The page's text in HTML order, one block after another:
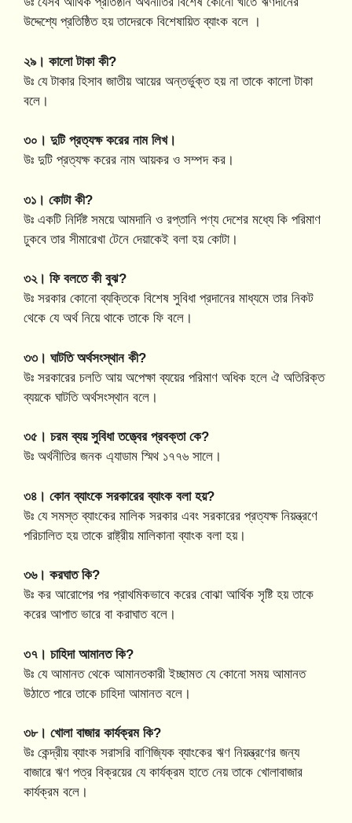
উদ্দেশ্যে প্রতিষ্ঠিত হয় তাদেরকে বিশেষায়িত ব্যাংক বলে ।
২৯। কালো টাকা কী?
উঃ যে টাকার হিসাব জাতীয় আয়ের অন্তর্ভুক্ত হয় না তাকে কালো টাকা
বলে।
৩০। দুটি প্রত্যক্ষ করের নাম লিখ।
উঃ দুটি প্রত্যক্ষ করের নাম আয়কর ও সম্পদ কর।
৩১। কোটা কী?
উঃ একটি নির্দিষ্ট সময়ে আমদানি ও রপ্তানি পণ্য দেশের মধ্যে কি পরিমাণ
ঢুকবে তার সীমারেখা টেনে দেয়াকেই বলা হয় কোটা।
৩২। ফি বলতে কী বুঝ?
উঃ সরকার কোনো ব্যক্তিকে বিশেষ সুবিধা প্রদানের মাধ্যমে তার নিকট
থেকে যে অর্থ নিয়ে থাকে তাকে ফি বলে।
৩৩। ঘাটতি অর্থসংস্থান কী?
উঃ সরকারের চলতি আয় অপেক্ষা ব্যয়ের পরিমাণ অধিক হলে ঐ অতিরিক্ত
ব্যয়কে ঘাটতি অর্থসংস্থান বলে।
৩৫। চরম ব্যয় সুবিধা তত্ত্বের প্রবক্তা কে?
উঃ অর্থনীতির জনক এ্যাডাম স্মিথ ১৭৭৬ সালে।
৩৪। কোন ব্যাংকে সরকারের ব্যাংক বলা হয়?
উঃ যে সমস্ত ব্যাংকের মালিক সরকার এবং সরকারের প্রত্যক্ষ নিয়ন্ত্রণে
পরিচালিত হয় তাকে রাষ্ট্রীয় মালিকানা ব্যাংক বলা হয়।
৩৬। করঘাত কি?
উঃ কর আরোপের পর প্রাথমিকভাবে করের বোঝা আর্থিক সৃষ্টি হয় তাকে
করের আপাত ভারে বা করাঘাত বলে।
৩৭। চাহিদা আমানত কি?
উঃ যে আমানত থেকে আমানতকারী ইচ্ছামত যে কোনো সময় আমানত
উঠাতে পারে তাকে চাহিদা আমানত বলে।
৩৮। খোলা বাজার কার্যক্রম কি?
উঃ কেন্দ্রীয় ব্যাংক সরাসরি বাণিজ্যিক ব্যাংকের ঋণ নিয়ন্ত্রণের জন্য
বাজারে ঋণ পত্র বিক্রয়ের যে কার্যক্রম হাতে নেয় তাকে খোলাবাজার
কার্যক্রম বলে।